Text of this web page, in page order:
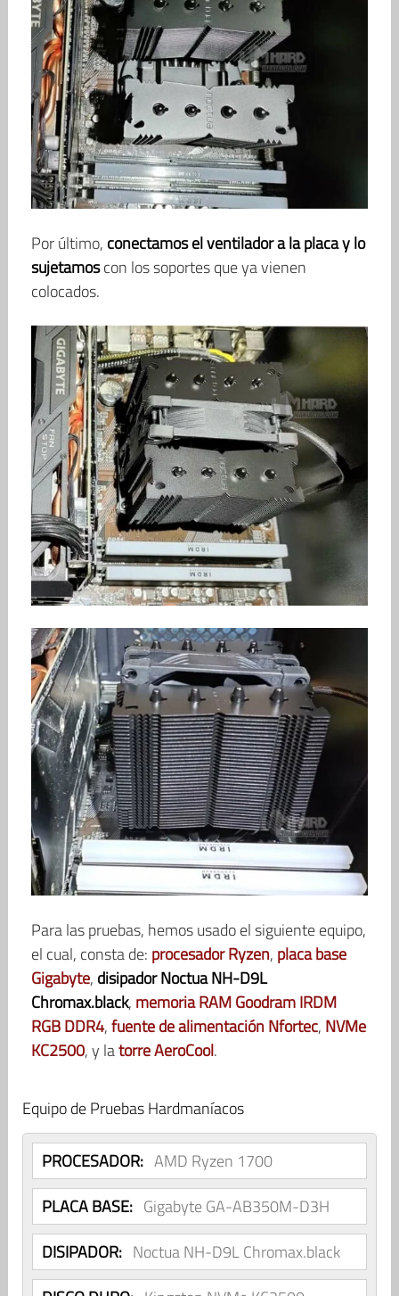
Por último, conectamos el ventilador a la placa y lo
sujetamoscon los soportes que ya vienen
colocados.
Para las pruebas, hemos usado el siguiente equipo,
el cual, consta de: procesador Ryzen, placa base
Gigabyte, disipador Noctua NH-D9L
Chromax.black, memoria RAM Goodram IRDM
RGB DDR4,fuente de alimentación Nfortec, NVMe
KC2500, y latorre AeroCool.
Equipo de Pruebas Hardmaníacos
PROCESADOR: AMD Ryzen 1700
PLACA BASE: Gigabyte GA-AB350M-D3H
DISIPADOR: Noctua NH-D9L Chromax.black